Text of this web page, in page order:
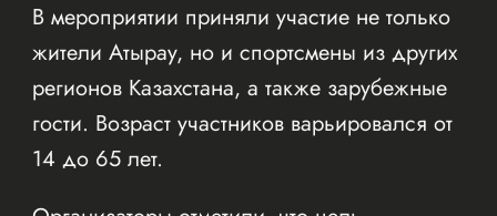
В мероприятии приняли участие не только
жители Атырау, но и спортсмены из других
регионов Казахстана, а также зарубежные
гости. Возраст участников варьировался от
14 до 65 лет.